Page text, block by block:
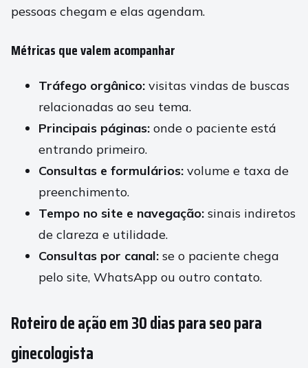
pessoas chegam e elas agendam.
Métricas que valem acompanhar
Tráfego orgânico: visitas vindas de buscas
relacionadas ao seu tema.
Principais páginas: onde o paciente está
entrando primeiro.
Consultas e formulários: volume e taxa de
preenchimento.
Tempo no site e navegação: sinais indiretos
de clareza e utilidade.
Consultas por canal: se o paciente chega
pelo site, WhatsApp ou outro contato.
Roteiro de ação em 30 dias para seo para
ginecologista